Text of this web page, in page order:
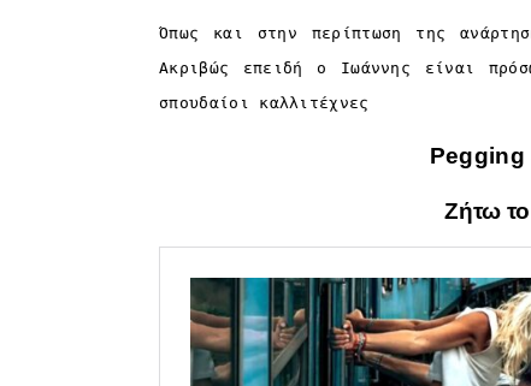
Όπως και στην περίπτωση της
Ακριβώς επειδή ο Ιωάννης είναι
σπουδαίοι καλλιτέχνες
Ζήτω